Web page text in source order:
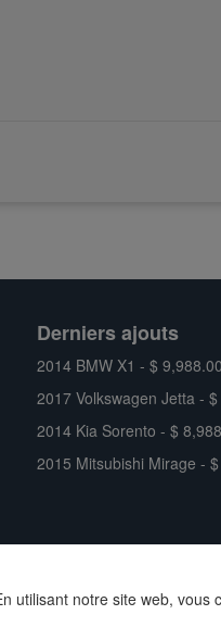
Derniers ajouts
2014 BMW X1 - $ 9,988.00
2017 Volkswagen Jetta -
2014 Kia Sorento - $
2015 Mitsubishi Mirage -
utilisant notre site web, vous